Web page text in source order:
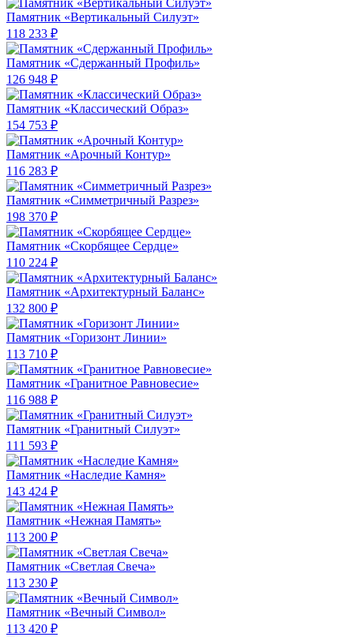
Памятник «Вертикальный Силуэт»
118 233 ₽
Памятник «Сдержанный Профиль»
126 948 ₽
Памятник «Классический Образ»
154 753 ₽
Памятник «Арочный Контур»
116 283 ₽
Памятник «Симметричный Разрез»
198 370 ₽
Памятник «Скорбящее Сердце»
110 224 ₽
Памятник «Архитектурный Баланс»
132 800 ₽
Памятник «Горизонт Линии»
113 710 ₽
Памятник «Гранитное Равновесие»
116 988 ₽
Памятник «Гранитный Силуэт»
111 593 ₽
Памятник «Наследие Камня»
143 424 ₽
Памятник «Нежная Память»
113 200 ₽
Памятник «Светлая Свеча»
113 230 ₽
Памятник «Вечный Символ»
113 420 ₽